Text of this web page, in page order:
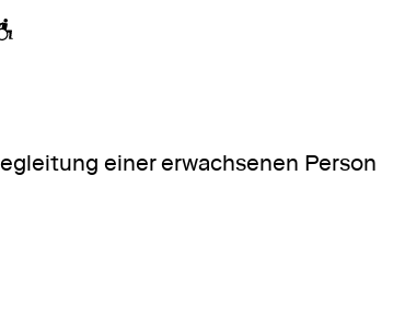
einer erwachsenen Person